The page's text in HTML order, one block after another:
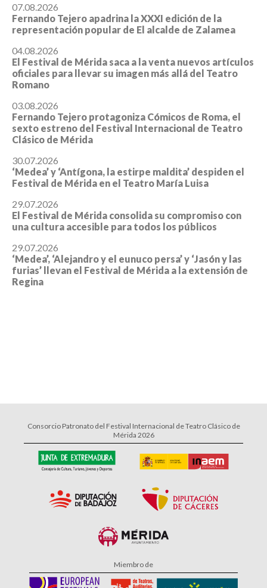
07.08.2026
Fernando Tejero apadrina la XXXI edición de la
representación popular de El alcalde de Zalamea
04.08.2026
El Festival de Mérida saca a la venta nuevos artículos
oficiales para llevar su imagen más allá del Teatro
Romano
03.08.2026
Fernando Tejero protagoniza Cómicos de Roma, el
sexto estreno del Festival Internacional de Teatro
Clásico de Mérida
30.07.2026
‘Medea’ y ‘Antígona, la estirpe maldita’ despiden el
Festival de Mérida en el Teatro María Luisa
29.07.2026
El Festival de Mérida consolida su compromiso con
una cultura accesible para todos los públicos
29.07.2026
‘Medea’, ‘Alejandro y el eunuco persa’ y ‘Jasón y las
furias’ llevan el Festival de Mérida a la extensión de
Regina
Consorcio Patronato del Festival Internacional de Teatro Clásico de
Mérida 2026
Miembro de